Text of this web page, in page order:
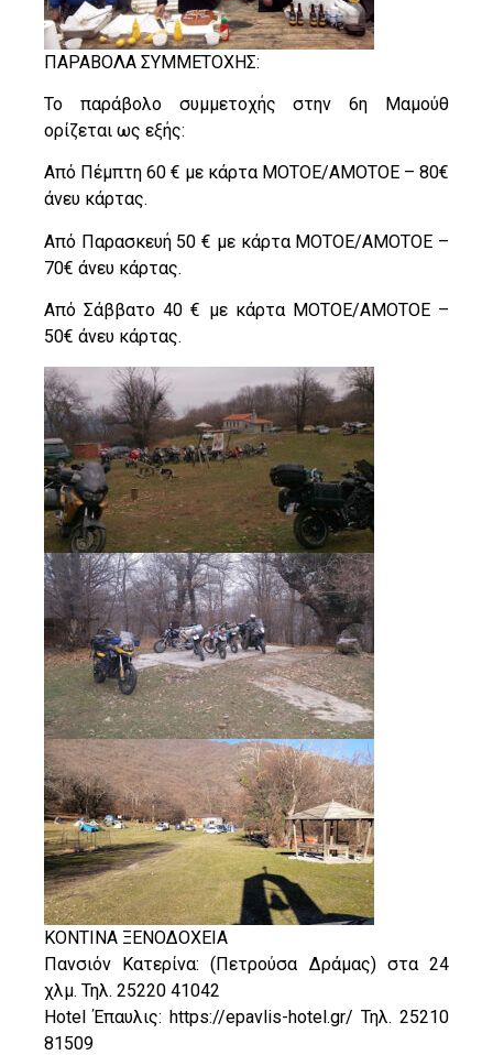
ΠΑΡΑΒΟΛΑ ΣΥΜΜΕΤΟΧΗΣ:
Το παράβολο συμμετοχής στην 6η Μαμούθ
ορίζεται ως εξής:
Από Πέμπτη 60 € με κάρτα ΜΟΤΟΕ/ΑΜΟΤΟΕ – 80€
άνευ κάρτας.
Από Παρασκευή 50 € με κάρτα ΜΟΤΟΕ/ΑΜΟΤΟΕ –
70€ άνευ κάρτας.
Από Σάββατο 40 € με κάρτα ΜΟΤΟΕ/ΑΜΟΤΟΕ –
50€ άνευ κάρτας.
ΚΟΝΤΙΝΑ ΞΕΝΟΔΟΧΕΙΑ
Πανσιόν Κατερίνα: (Πετρούσα Δράμας) στα 24
χλμ. Τηλ. 25220 41042
Hotel Έπαυλις: https://epavlis-hotel.gr/ Τηλ. 25210
81509